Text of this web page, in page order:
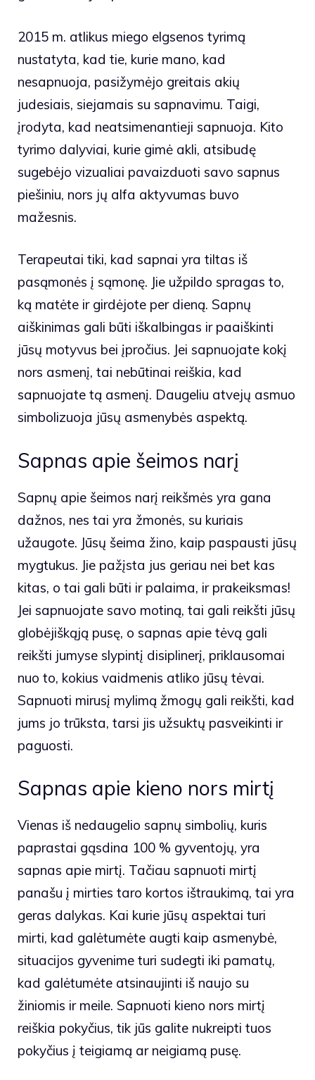
2015 m. atlikus miego elgsenos tyrimą
nustatyta, kad tie, kurie mano, kad
nesapnuoja, pasižymėjo greitais akių
judesiais, siejamais su sapnavimu. Taigi,
įrodyta, kad neatsimenantieji sapnuoja. Kito
tyrimo dalyviai, kurie gimė akli, atsibudę
sugebėjo vizualiai pavaizduoti savo sapnus
piešiniu, nors jų alfa aktyvumas buvo
mažesnis.
Terapeutai tiki, kad sapnai yra tiltas iš
pasąmonės į sąmonę. Jie užpildo spragas to,
ką matėte ir girdėjote per dieną. Sapnų
aiškinimas gali būti iškalbingas ir paaiškinti
jūsų motyvus bei įpročius. Jei sapnuojate kokį
nors asmenį, tai nebūtinai reiškia, kad
sapnuojate tą asmenį. Daugeliu atvejų asmuo
simbolizuoja jūsų asmenybės aspektą.
Sapnas apie šeimos narį
Sapnų apie šeimos narį reikšmės yra gana
dažnos, nes tai yra žmonės, su kuriais
užaugote. Jūsų šeima žino, kaip paspausti jūsų
mygtukus. Jie pažįsta jus geriau nei bet kas
kitas, o tai gali būti ir palaima, ir prakeiksmas!
Jei sapnuojate savo motiną, tai gali reikšti jūsų
globėjiškąją pusę, o sapnas apie tėvą gali
reikšti jumyse slypintį disiplinerį, priklausomai
nuo to, kokius vaidmenis atliko jūsų tėvai.
Sapnuoti mirusį mylimą žmogų gali reikšti, kad
jums jo trūksta, tarsi jis užsuktų pasveikinti ir
paguosti.
Sapnas apie kieno nors mirtį
Vienas iš nedaugelio sapnų simbolių, kuris
paprastai gąsdina 100 % gyventojų, yra
sapnas apie mirtį. Tačiau sapnuoti mirtį
panašu į mirties taro kortos ištraukimą, tai yra
geras dalykas. Kai kurie jūsų aspektai turi
mirti, kad galėtumėte augti kaip asmenybė,
situacijos gyvenime turi sudegti iki pamatų,
kad galėtumėte atsinaujinti iš naujo su
žiniomis ir meile. Sapnuoti kieno nors mirtį
reiškia pokyčius, tik jūs galite nukreipti tuos
pokyčius į teigiamą ar neigiamą pusę.